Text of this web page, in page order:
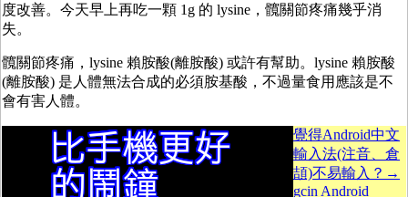
度改善。今天早上再吃一顆 1g 的 lysine，髖關節疼痛幾乎消
失。
髖關節疼痛，lysine 賴胺酸(離胺酸) 或許有幫助。lysine 賴胺酸
(離胺酸) 是人體無法合成的必須胺基酸，不過量食用應該是不
會有害人體。
覺得Android中文
輸入法(注音、倉
頡)不易輸入？→
gcin Android